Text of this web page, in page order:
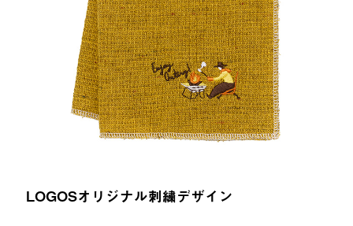
LOGOSオリジナル刺繍デザイン